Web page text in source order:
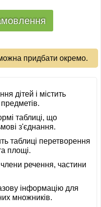
придбати окремо.
дітей і містить
таблиці, що
з'єднання.
таблиці перетворення
площі.
речення, частини
інформацію для
множників.